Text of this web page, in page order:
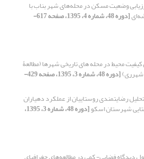
وضعیت مسکن در محله‌های شهر بناب با
[دوره 48، شماره 4، 1395، صفحه 617-
کیفیت محیط در محله های تاریخی شهرها (مطالعۀ
شهرری) [دوره 48، شماره 3، 1395، صفحه 429-
تحلیل رضایت‏مندی روستاییان از عملکرد دهیاران
شهرستان اسکو [دوره 48، شماره 3، 1395،